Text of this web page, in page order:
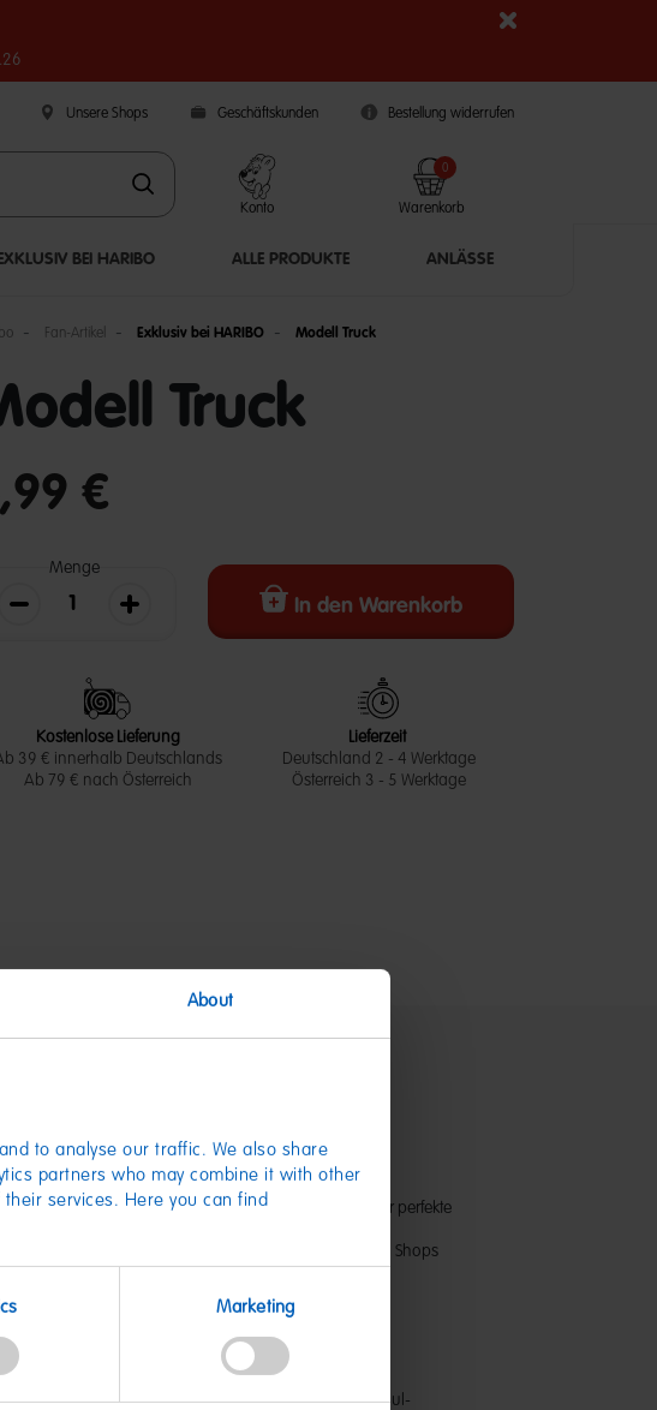
About
to analyse our traffic. We also share
partners who may combine it with other
their services. Here you can find
Marketing
Unsere Shops Geschäftskunden Bestellung widerrufen
Konto Warenkorb
0
EXKLUSIV BEI HARIBO ALLE PRODUKTE ANLÄSSE
Fan-Artikel Exklusiv bei HARIBO Modell Truck
Truck
out of 5 Customer Rating
€
Menge
Die Menge verringernDie Menge erhöhen In den Warenkorb
Kostenlose Lieferung
39 € innerhalb Deutschlands
Ab 79 € nach Österreich
Lieferzeit
Deutschland 2 - 4 Werktage
Österreich 3 - 5 Werktage
HARIBO Modell LKW
Original LKW von HARIBO gibt's auch in Miniatur - der perfekte
exklusiv hier im Online-Shop oder in unseren HARIBO Shops
Nr. DE50008015
Nicht für Kinder unter 3 Jahren geeignet!
durch verschluckbare Kleinteile
für: HARIBO GmbH & Co. KG - Dr.-Hans-und-Paul-